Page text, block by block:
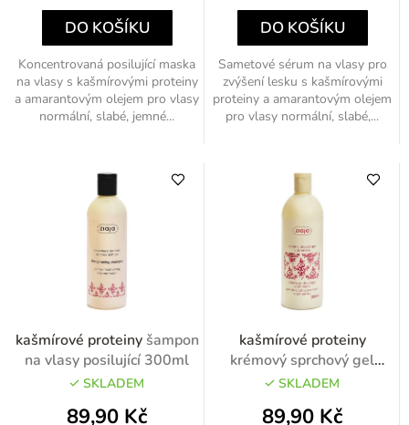
DO KOŠÍKU
Koncentrovaná posilující maska
na vlasy s kašmírovými proteiny
a amarantovým olejem pro vlasy
normální, slabé, jemné...
DO KOŠÍKU
Sametové sérum na vlasy pro
zvýšení lesku s kašmírovými
proteiny a amarantovým olejem
pro vlasy normální, slabé,...
kašmírové proteiny šampon
na vlasy posilující 300ml
SKLADEM
89,90 Kč
kašmírové proteiny
krémový sprchový gel
500ml
SKLADEM
89,90 Kč